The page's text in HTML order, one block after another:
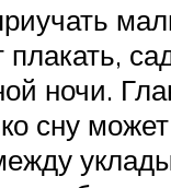
ночи.
сну